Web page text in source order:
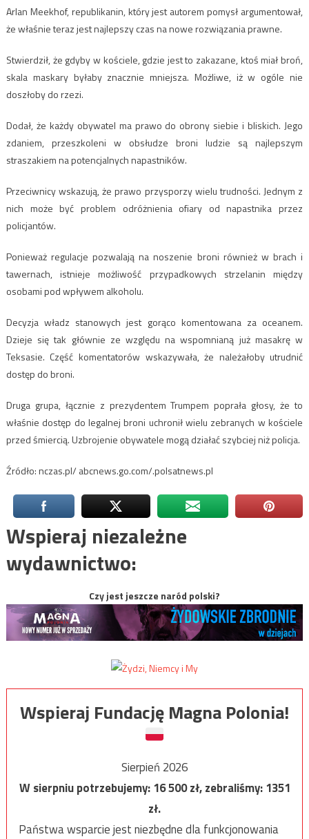
Arlan Meekhof, republikanin, który jest autorem pomysł argumentował,
że właśnie teraz jest najlepszy czas na nowe rozwiązania prawne.
Stwierdził, że gdyby w kościele, gdzie jest to zakazane, ktoś miał broń,
skala maskary byłaby znacznie mniejsza. Możliwe, iż w ogóle nie
doszłoby do rzezi.
Dodał, że każdy obywatel ma prawo do obrony siebie i bliskich. Jego
zdaniem, przeszkoleni w obsłudze broni ludzie są najlepszym
straszakiem na potencjalnych napastników.
Przeciwnicy wskazują, że prawo przysporzy wielu trudności. Jednym z
nich może być problem odróżnienia ofiary od napastnika przez
policjantów.
Ponieważ regulacje pozwalają na noszenie broni również w brach i
tawernach, istnieje możliwość przypadkowych strzelanin między
osobami pod wpływem alkoholu.
Decyzja władz stanowych jest gorąco komentowana za oceanem.
Dzieje się tak głównie ze względu na wspomnianą już masakrę w
Teksasie. Część komentatorów wskazywała, że należałoby utrudnić
dostęp do broni.
Druga grupa, łącznie z prezydentem Trumpem poprała głosy, że to
właśnie dostęp do legalnej broni uchronił wielu zebranych w kościele
przed śmiercią. Uzbrojenie obywatele mogą działać szybciej niż policja.
Źródło: nczas.pl/ abcnews.go.com/.polsatnews.pl
Wspieraj niezależne
wydawnictwo:
Czy jest jeszcze naród polski?
Wspieraj Fundację Magna Polonia!
Sierpień 2026
W sierpniu potrzebujemy:16 500zł, zebraliśmy:1351
zł.
Państwa wsparcie jest niezbędne dla funkcjonowania